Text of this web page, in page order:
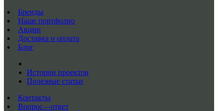
Бренды
Наше портфолио
Акции
Доставка и оплата
Блог
Истории проектов
Полезные статьи
Контакты
Вопрос—ответ